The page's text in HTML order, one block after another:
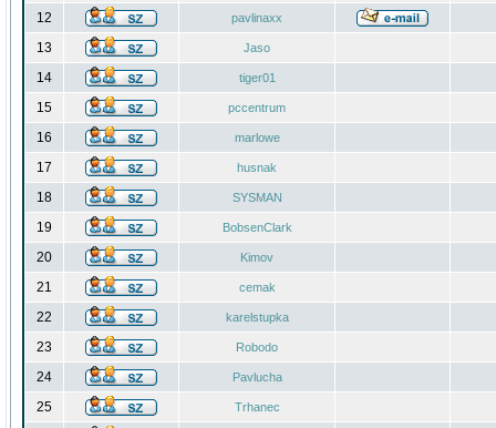
12 pavlinaxx
13 Jaso
14 tiger01
15 pccentrum
16 marlowe
17 husnak
18 SYSMAN
19 BobsenClark
20 Kimov
21 cemak
22 karelstupka
23 Robodo
24 Pavlucha
25 Trhanec